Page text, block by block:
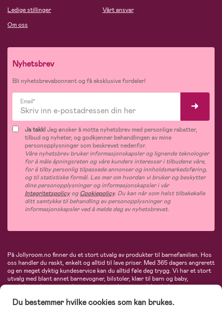
Ledige stillinger
Om oss
Vårt ansvar
Nyhetsbrev
Bli nyhetsbrevabonnent og få eksklusive fordeler!
Email*
Ja takk!Jeg ønsker å motta nyhetsbrev med personlige rabatter,
tilbud og nyheter, og godkjenner behandlingen av mine
personopplysninger som beskrevet nedenfor.
Våre nyhetsbrev bruker informasjonskapsler og lignende teknologier
for å måle åpningsraten og våre kunders interesser i tilbudene våre,
for å tilby personlig tilpassede annonser og innholdsmarkedsføring,
og til statistiske formål. Les mer om hvordan vi bruker og beskytter
dine personopplysninger og informasjonskapsler i vår
IntegritetspolicyogCookiepolicy. Du kan når som helst tilbakekalle
ditt samtykke til behandling av personopplysninger og
informasjonskapsler ved å melde deg av nyhetsbrevet.
På Jollyroom.no finner du et stort utvalg av produkter til barnefamilien. Hos
oss handler du raskt, enkelt og alltid til lave priser. Med 365 dagers angrerett
og en meget dyktig kundeservice kan du alltid føle deg trygg. Vi har et stort
utvalg med blant annet barnevogner, bilstoler, klær til barn og baby,
produkter til mor, mengder av inspirerende interiør, leker, babyustyr og mye
Maxi-Cosi, Baby Jogger, BabyBjörn, Didriksons, KidKraft, Ergobaby, Philips
Du bestemmer hvilke cookies som kan brukes.